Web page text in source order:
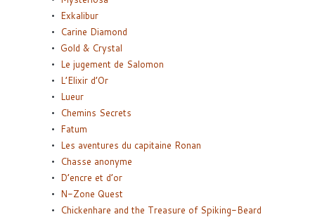
Exkalibur
Carine Diamond
Gold & Crystal
Le jugement de Salomon
L’Elixir d’Or
Lueur
Chemins Secrets
Fatum
Les aventures du capitaine Ronan
Chasse anonyme
D’encre et d’or
N-Zone Quest
Chickenhare and the Treasure of Spiking-Beard